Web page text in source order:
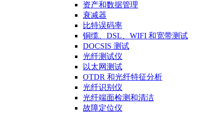
资产和数据管理
衰减器
比特误码率
铜缆、DSL、WIFI 和宽带测试
DOCSIS 测试
光纤测试仪
以太网测试
OTDR 和光纤特征分析
光纤识别仪
光纤端面检测和清洁
故障定位仪